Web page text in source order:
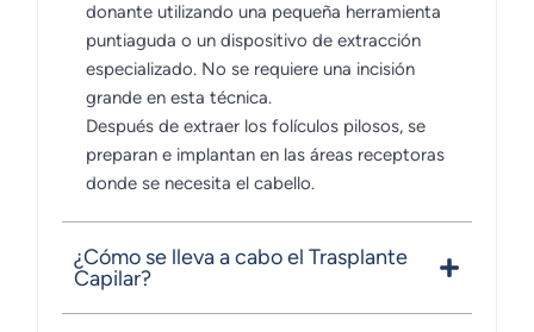
donante utilizando una pequeña herramienta
puntiaguda o un dispositivo de extracción
especializado. No se requiere una incisión
grande en esta técnica.
Después de extraer los folículos pilosos, se
preparan e implantan en las áreas receptoras
donde se necesita el cabello.
¿Cómo se lleva a cabo el Trasplante
Capilar?